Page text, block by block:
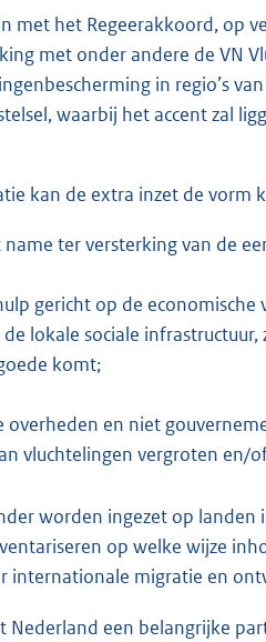
met het Regeerakkoord, op
met onder andere de VN
in regio’s
waarbij het accent zal
kan de extra inzet de vorm
ter versterking van de
gericht op de
lokale sociale
komt;
overheden en niet
vluchtelingen vergroten en/
worden ingezet op landen
op welke wijze
internationale migratie en
Nederland een belangrijke